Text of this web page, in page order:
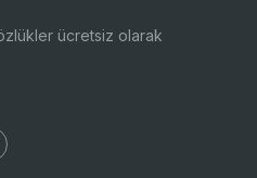
ücretsiz olarak